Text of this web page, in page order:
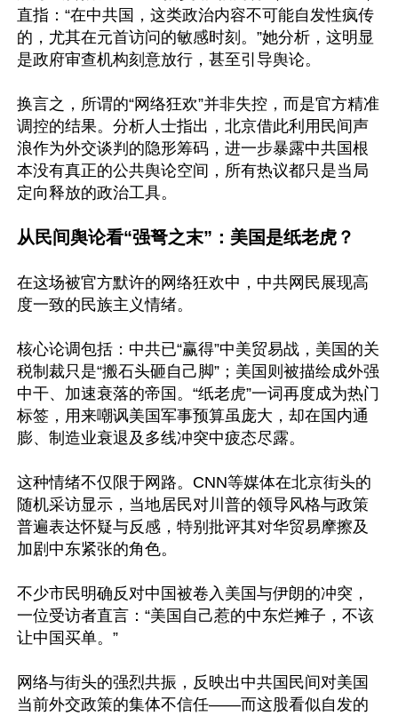
直指：“在中共国，这类政治内容不可能自发性疯传
的，尤其在元首访问的敏感时刻。”她分析，这明显
是政府审查机构刻意放行，甚至引导舆论。
换言之，所谓的“网络狂欢”并非失控，而是官方精准
调控的结果。分析人士指出，北京借此利用民间声
浪作为外交谈判的隐形筹码，进一步暴露中共国根
本没有真正的公共舆论空间，所有热议都只是当局
定向释放的政治工具。
从民间舆论看“强弩之末”：美国是纸老虎？
在这场被官方默许的网络狂欢中，中共网民展现高
度一致的民族主义情绪。
核心论调包括：中共已“赢得”中美贸易战，美国的关
税制裁只是“搬石头砸自己脚”；美国则被描绘成外强
中干、加速衰落的帝国。“纸老虎”一词再度成为热门
标签，用来嘲讽美国军事预算虽庞大，却在国内通
膨、制造业衰退及多线冲突中疲态尽露。
这种情绪不仅限于网路。CNN等媒体在北京街头的
随机采访显示，当地居民对川普的领导风格与政策
普遍表达怀疑与反感，特别批评其对华贸易摩擦及
加剧中东紧张的角色。
不少市民明确反对中国被卷入美国与伊朗的冲突，
一位受访者直言：“美国自己惹的中东烂摊子，不该
让中国买单。”
网络与街头的强烈共振，反映出中共国民间对美国
当前外交政策的集体不信任——而这股看似自发的